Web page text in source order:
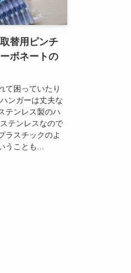
替用ピンチ
ボネートの
て困っていたり
ンガーは丈夫な
テンレス製のハ
テンレスなので
ラスチックのよ
うことも...